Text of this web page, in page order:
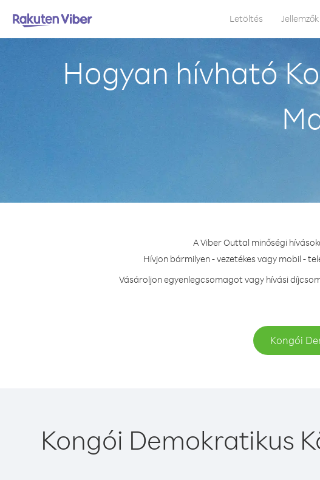
Letöltés Jellemzők
Hogyan hívható
A Viber Outtal minőségi
Hívjon bármilyen - vezetékes vagy mobil -
Vásároljon egyenlegcsomagot vagy hívási
Kongói
Kongói Demokratikus